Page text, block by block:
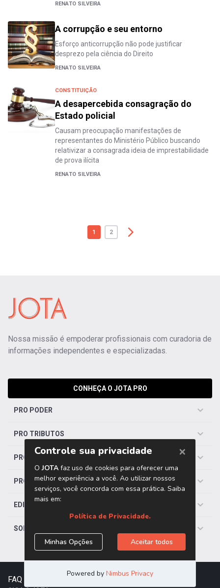
RENATO SILVEIRA
A corrupção e seu entorno
Esforço anticorrupção não pode justificar
desprezo pela ciência do Direito
RENATO SILVEIRA
CONSTITUIÇÃO
A desapercebida consagração do
Estado policial
Causam preocupação manifestações de
representantes do Ministério Público buscando
relativizar a consagrada ideia de imprestabilidade
de prova ilícita
RENATO SILVEIRA
1 2
Nossa missão é empoderar profissionais com curadoria de
informações independentes e especializadas.
CONHEÇA O JOTA PRO
PRO PODER
PRO TRIBUTOS
PRO TRABALHISTA
PRO SAÚDE
EDITORIAS
SOBRE O JOTA
FAQ Trabalhe Conosco